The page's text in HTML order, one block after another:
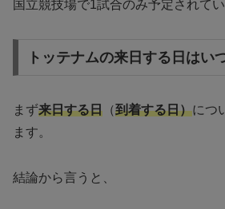
国立競技場で1試合のみ予定されてい
トッテナムの来日する日はい
まず来日する日 （到着する日）につ
ます。
結論から言うと、